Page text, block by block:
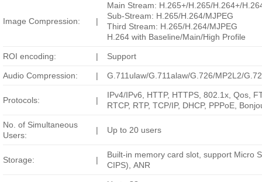
Image Compression: |
Main Stream: H.265+/H.265/H.264+/
Sub-Stream: H.265/H.264/MJPEG
Third Stream: H.265/H.264/MJPEG
H.264 with Baseline/Main/High Profile
ROI encoding: | Support
Audio Compression: | G.711ulaw/G.711alaw/G.726/MP2L2/
Protocols: |
IPv4/IPv6, HTTP, HTTPS, 802.1x, Qos,
RTCP, RTP, TCP/IP, DHCP, PPPoE,
No. of Simultaneous
Users:
| Up to 20 users
Storage: |
Built-in memory card slot, support Micro
CIPS), ANR